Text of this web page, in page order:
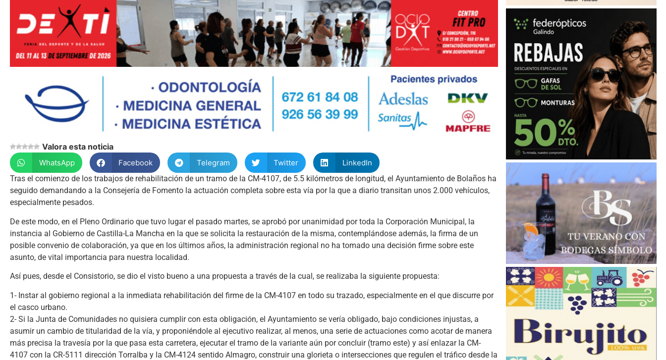
Valora esta noticia
WhatsApp Facebook Telegram Twitter
LinkedIn
Tras el comienzo de los trabajos de rehabilitación de un tramo de la CM-4107, de 5.5 kilómetros de longitud, el Ayuntamiento de Bolaños ha
seguido demandando a la Consejería de Fomento la actuación completa sobre esta vía por la que a diario transitan unos 2.000 vehículos,
especialmente pesados.
De este modo, en el Pleno Ordinario que tuvo lugar el pasado martes, se aprobó por unanimidad por toda la Corporación Municipal, la
instancia al Gobierno de Castilla-La Mancha en la que se solicita la restauración de la misma, contemplándose además, la firma de un
posible convenio de colaboración, ya que en los últimos años, la administración regional no ha tomado una decisión firme sobre este
asunto, de vital importancia para nuestra localidad.
Así pues, desde el Consistorio, se dio el visto bueno a una propuesta a través de la cual, se realizaba la siguiente propuesta:
1- Instar al gobierno regional a la inmediata rehabilitación del firme de la CM-4107 en todo su trazado, especialmente en el que discurre por
el casco urbano.
2- Si la Junta de Comunidades no quisiera cumplir con esta obligación, el Ayuntamiento se vería obligado, bajo condiciones injustas, a
asumir un cambio de titularidad de la vía, y proponiéndole al ejecutivo realizar, al menos, una serie de actuaciones como acotar de manera
más precisa la travesía por la que pasa esta carretera, ejecutar el tramo de la variante aún por concluir (tramo este) y así enlazar la CM-
4107 con la CR-5111 dirección Torralba y la CM-4124 sentido Almagro, construir una glorieta o intersecciones que regulen el tráfico desde la